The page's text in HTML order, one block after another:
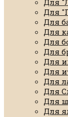
Для
Для
Для
Для
Для
Для
Для
Для
Для
Для
Для